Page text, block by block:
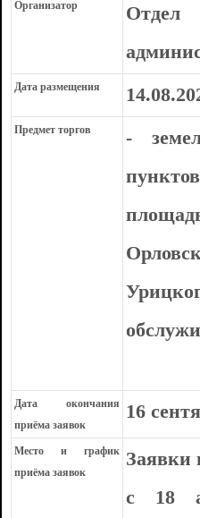
Организатор
Отдел
Дата размещения
Предмет торгов
-
Дата окончания
приёма заявок
16
Место и график
приёма заявок
Заявки
с 18